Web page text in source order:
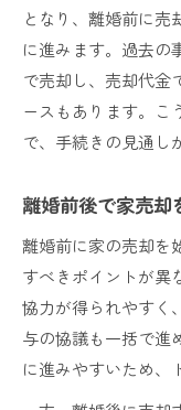
となり、離婚前に売
に進みます。過去の
で売却し、売却代金
ースもあります。こ
で、手続きの見通し
離婚前後で家売却
離婚前に家の売却を
すべきポイントが異
協力が得られやすく
与の協議も一括で進
に進みやすいため、